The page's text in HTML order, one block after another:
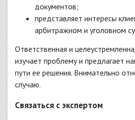
документов;
представляет интересы
арбитражном и уголовном
Ответственная и
изучает проблему и предлагает
пути ее решения. Внимательно
случаю.
Связаться с экспертом